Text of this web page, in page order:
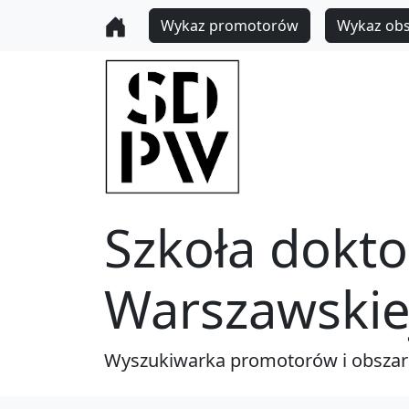
Wykaz promotorów Wykaz
Szkoła
Wyszukiwarka promotorów i